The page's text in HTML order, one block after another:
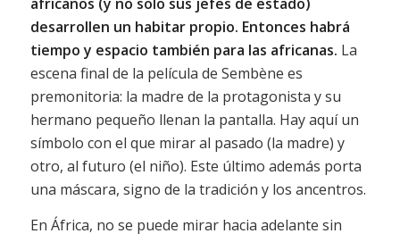
desarrollen un habitar propio. Entonces habrá
tiempo y espacio también para las africanas. La
escena final de la película de Sembène es
premonitoria: la madre de la protagonista y su
hermano pequeño llenan la pantalla. Hay aquí un
símbolo con el que mirar al pasado (la madre) y
otro, al futuro (el niño). Este último además porta
una máscara, signo de la tradición y los ancentros.
En África, no se puede mirar hacia adelante sin